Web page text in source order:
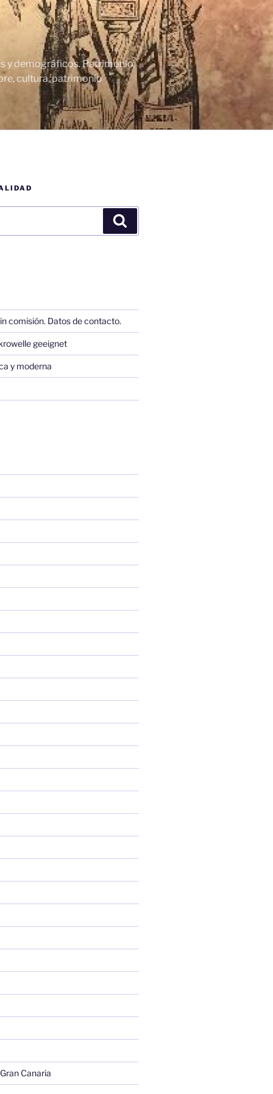
y demográficos. Patrimonio
cultura, patrimonio
comisión. Datos de contacto.
geeignet
y moderna
Canaria